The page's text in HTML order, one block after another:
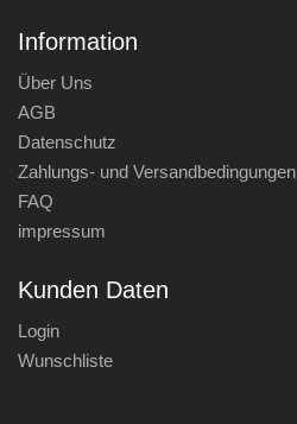
Information
Über Uns
AGB
Datenschutz
Zahlungs- und Versandbedingungen
FAQ
impressum
Kunden Daten
Login
Wunschliste